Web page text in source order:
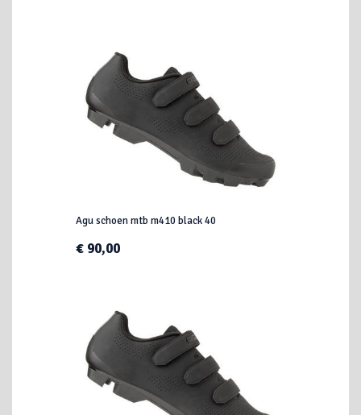
Agu schoen mtb m410 black 40
€ 90,00